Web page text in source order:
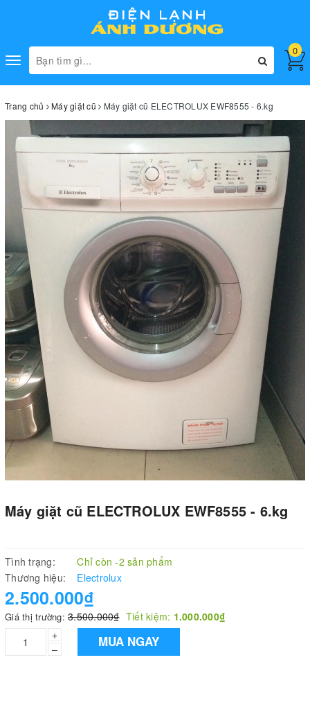
Toggle
navigation
0
Trang chủ Máy giặt cũ Máy giặt cũ ELECTROLUX EWF8555 - 6.kg
Máy giặt cũ ELECTROLUX EWF8555 - 6.kg
Tình trạng:
Chỉ còn -2 sản phẩm
Thương hiệu:
Electrolux
2.500.000₫
Giá thị trường: 3.500.000₫ Tiết kiệm: 1.000.000₫
+
–
MUA NGAY